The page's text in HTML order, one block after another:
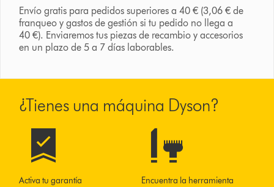
Envío gratis para pedidos superiores a 40 € (3,06 € de
franqueo y gastos de gestión si tu pedido no llega a
40 €). Enviaremos tus piezas de recambio y accesorios
en un plazo de 5 a 7 días laborables.
¿Tienes una máquina Dyson?
Activa tu garantía
Encuentra la herramienta